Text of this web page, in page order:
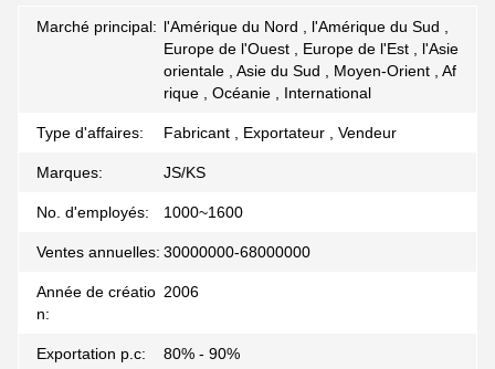
Marché principal: l'Amérique du Nord , l'Amérique du Sud ,
Europe de l'Ouest , Europe de l'Est , l'Asie
orientale , Asie du Sud , Moyen-Orient , Af
rique , Océanie , International
Type d'affaires: Fabricant , Exportateur , Vendeur
Marques: JS/KS
No. d'employés: 1000~1600
Ventes annuelles: 30000000-68000000
Année de créatio
n:
2006
Exportation p.c: 80% - 90%